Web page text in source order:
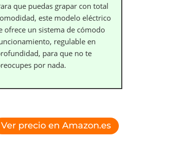
que puedas grapar con total
este modelo eléctrico
ofrece un sistema de cómodo
regulable en
para que no te
por nada.
Ver precio en Amazon.es